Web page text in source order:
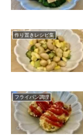
作り置きレシピ集
フライパン調理